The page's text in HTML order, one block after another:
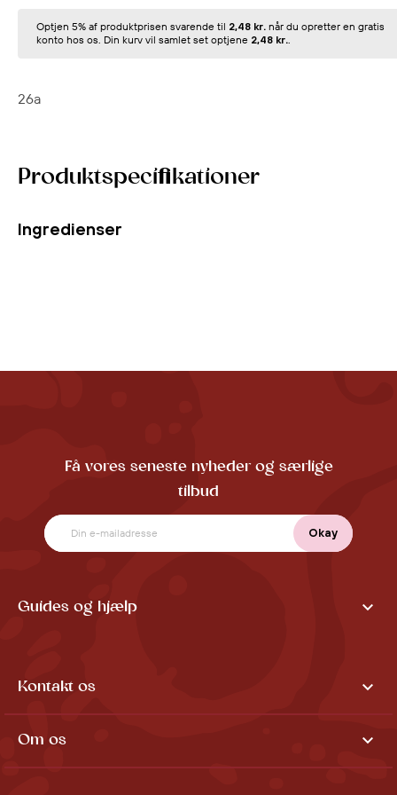
Optjen 5% af produktprisen svarende til 2,48 kr. når du opretter en gratis
konto hos os. Din kurv vil samlet set optjene 2,48 kr..
26a
Produktspecifikationer
Ingredienser
Få vores seneste nyheder og særlige
tilbud
Guides og hjælp 
Kontakt os 
Om os 